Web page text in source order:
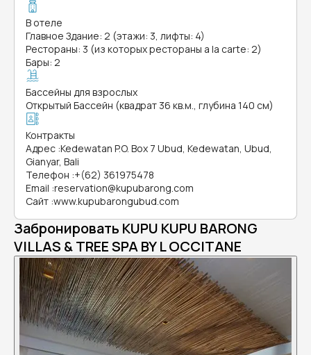
В отеле
Главное Здание: 2 (этажи: 3, лифты: 4)
Рестораны: 3 (из которых рестораны a la carte: 2)
Бары: 2
Бассейны для взрослых
Открытый Бассейн (квадрат 36 кв.м., глубина 140 см)
Контракты
Адрес :Kedewatan P.O. Box 7 Ubud, Kedewatan, Ubud,
Gianyar, Bali
Телефон :+(62) 361975478
Email :reservation@kupubarong.com
Сайт :www.kupubarongubud.com
Забронировать KUPU KUPU BARONG
VILLAS & TREE SPA BY L OCCITANE